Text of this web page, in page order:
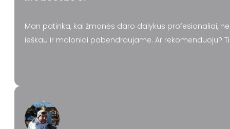
Man patinka, kai žmonės daro dalykus profesionaliai,
ieškau ir maloniai pabendraujame. Ar rekomenduoju?